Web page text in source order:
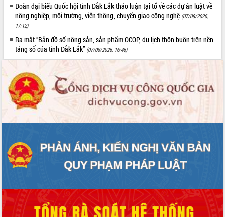
Đoàn đại biểu Quốc hội tỉnh Đắk Lắk thảo luận tại tổ về các dự án luật về
nông nghiệp, môi trường, viễn thông, chuyển giao công nghệ (07/08/2026,
17:12)
Ra mắt “Bản đồ số nông sản, sản phẩm OCOP, du lịch thôn buôn trên nền
tảng số của tỉnh Đắk Lắk” (07/08/2026, 16:46)